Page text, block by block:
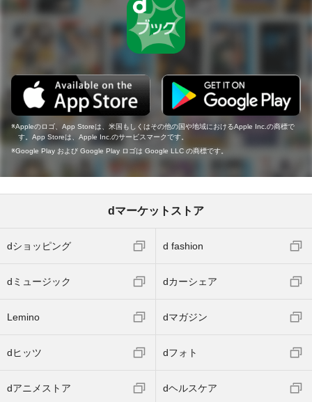
Appleのロゴ、App Storeは、米国もしくはその他の国や地域におけるApple Inc.の商標で
す。App Storeは、Apple Inc.のサービスマークです。
Google Play および Google Play ロゴは Google LLC の商標です。
dマーケットストア
dショッピング d fashion
dミュージック dカーシェア
Lemino dマガジン
dヒッツ dフォト
dアニメストア dヘルスケア